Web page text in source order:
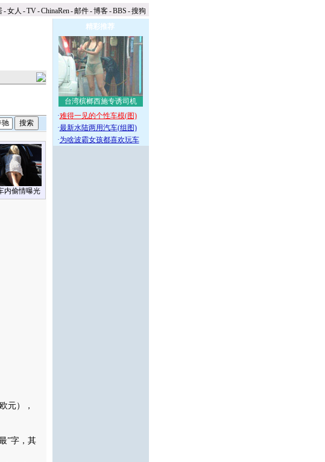
-女人 -TV-ChinaRen-邮件-博客-BBS -搜狗
内偷情曝光
元），
”字，其
精彩推荐
台湾槟榔西施专诱司机
·难得一见的个性车模(图)
·最新水陆两用汽车(组图)
·为啥波霸女孩都喜欢玩车